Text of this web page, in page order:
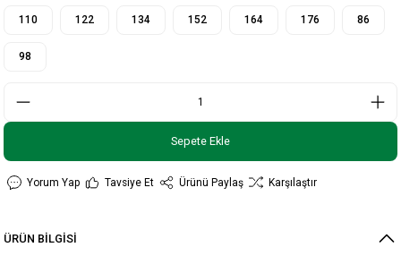
110 122 134 152 164 176 86
98
Sepete Ekle
Yorum Yap Tavsiye Et Ürünü Paylaş Karşılaştır
ÜRÜN BİLGİSİ